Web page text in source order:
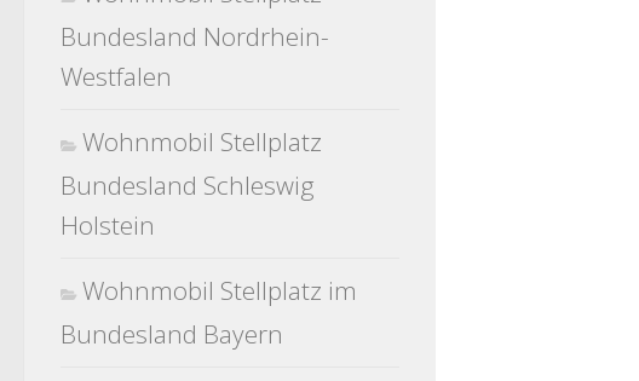
Bundesland Nordrhein-
Westfalen
Wohnmobil Stellplatz
Bundesland Schleswig
Holstein
Wohnmobil Stellplatz im
Bundesland Bayern